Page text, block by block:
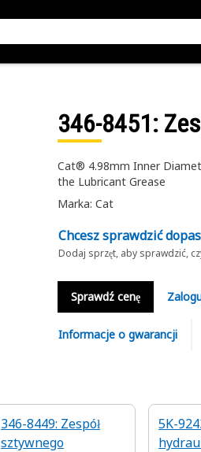
346-8451:
Cat® 4.98mm Inner
the Lubricant Grease
Marka: Cat
Chcesz sprawdzić
Dodaj sprzęt, aby sprawdzić,
Sprawdź cenę
Informacje o gwarancji
346-8449: Zespół
sztywnego
5K-